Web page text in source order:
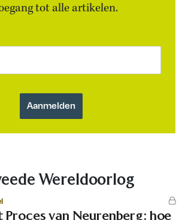
tot alle artikelen.
Wereldoorlog
Proces van Neurenberg: hoe